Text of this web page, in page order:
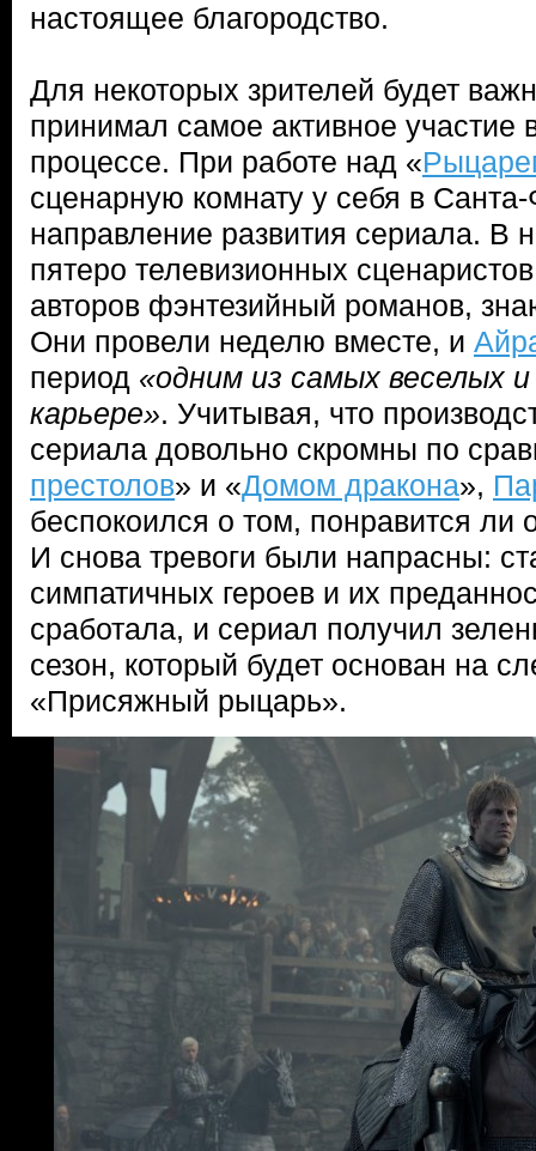
настоящее благородство.
Для некоторых зрителей будет
принимал самое активное участие
процессе. При работе над «
сценарную комнату у себя в
направление развития сериала. В
пятеро телевизионных
авторов фэнтезийный романов,
Они провели неделю вместе, и
период «одним из самых веселых
карьере». Учитывая, что
сериала довольно скромны по
престолов» и «Домом дракона»,
беспокоился о том, понравится
И снова тревоги были напрасны:
симпатичных героев и их
сработала, и сериал получил
сезон, который будет основан на
«Присяжный рыцарь».